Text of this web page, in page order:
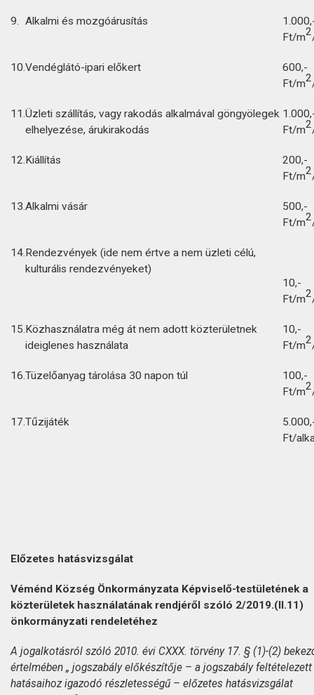
9. Alkalmi és mozgóárusítás
Ft/m2
10. Vendéglátó-ipari előkert
600,-
Ft/m2
11. Üzleti szállítás, vagy rakodás alkalmával göngyölegek
elhelyezése, árukirakodás
Ft/m2
12. Kiállítás
200,-
Ft/m2
13. Alkalmi vásár
500,-
Ft/m2
14. Rendezvények (ide nem értve a nem üzleti célú,
kulturális rendezvényeket)
10,-
Ft/m2
15. Közhasználatra még át nem adott közterületnek
ideiglenes használata
10,-
Ft/m2
16. Tüzelőanyag tárolása 30 napon túl
100,-
Ft/m2
17. Tűzijáték
Ft/
Előzetes hatásvizsgálat
Véménd Község Önkormányzata Képviselő-testületének a
közterületek használatának rendjéről szóló 2/2019.(II.11)
önkormányzati rendeletéhez
A jogalkotásról szóló 2010. évi CXXX. törvény 17. § (1)-(2)
értelmében „ jogszabály előkészítője – a jogszabály feltételezett
hatásaihoz igazodó részletességű – előzetes hatásvizsgálat